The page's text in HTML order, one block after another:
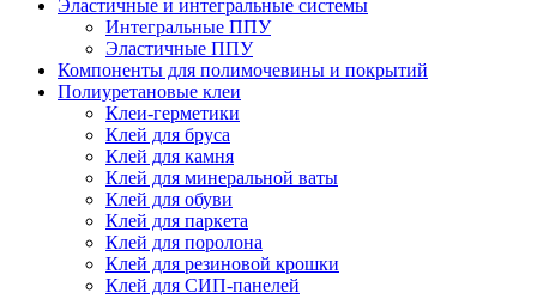
Эластичные и интегральные системы
Интегральные ППУ
Эластичные ППУ
Компоненты для полимочевины и покрытий
Полиуретановые клеи
Клеи-герметики
Клей для бруса
Клей для камня
Клей для минеральной ваты
Клей для обуви
Клей для паркета
Клей для поролона
Клей для резиновой крошки
Клей для СИП-панелей